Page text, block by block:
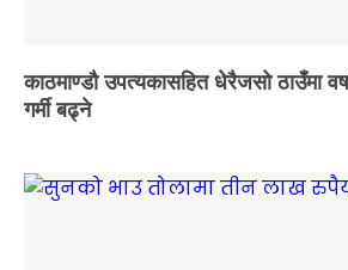
काठमाण्डौ उपत्यकासहित धेरैजसो ठाउँमा
गर्मी बढ्ने